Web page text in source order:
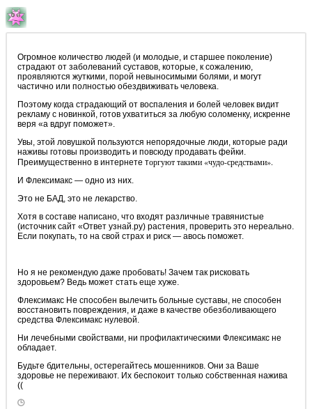
Огромное количество людей (и молодые, и старшее поколение)
страдают от заболеваний суставов, которые, к сожалению,
проявляются жуткими, порой невыносимыми болями, и могут
частично или полностью обездвиживать человека.
Поэтому когда страдающий от воспаления и болей человек видит
рекламу с новинкой, готов ухватиться за любую соломенку, искренне
веря «а вдруг поможет».
Увы, этой ловушкой пользуются непорядочные люди, которые ради
наживы готовы производить и повсюду продавать фейки.
Преимущественно в интернете торгуют такими «чудо-средствами».
И Флексимакс — одно из них.
Это не БАД, это не лекарство.
Хотя в составе написано, что входят различные травянистые
(источник сайт «Ответ узнай.ру) растения, проверить это нереально.
Если покупать, то на свой страх и риск — авось поможет.
Но я не рекомендую даже пробовать! Зачем так рисковать
здоровьем? Ведь может стать еще хуже.
Флексимакс Не способен вылечить больные суставы, не способен
восстановить повреждения, и даже в качестве обезболивающего
средства Флексимакс нулевой.
Ни лечебными свойствами, ни профилактическими Флексимакс не
обладает.
Будьте бдительны, остерегайтесь мошенников. Они за Ваше
здоровье не переживают. Их беспокоит только собственная нажива
((